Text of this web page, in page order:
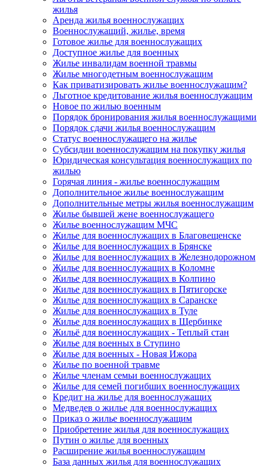
жилья
Аренда жилья военнослужащих
Военнослужащий, жилье, время
Готовое жилье для военнослужащих
Доступное жилье для военных
Жилье инвалидам военной травмы
Жилье многодетным военнослужащим
Как приватизировать жилье военнослужащим?
Льготное кредитование жилья военнослужащим
Новое по жилью военным
Порядок бронирования жилья военнослужащими
Порядок сдачи жилья военнослужащим
Статус военнослужащего на жилье
Субсидии военнослужащим на покупку жилья
Юридическая консультация военнослужащих по
жилью
Горячая линия - жилье военнослужащим
Дополнительное жилье военнослужащим
Дополнительные метры жилья военнослужащим
Жилье бывшей жене военнослужащего
Жилье военнослужащим МЧС
Жилье для военнослужащих в Благовещенске
Жилье для военнослужащих в Брянске
Жилье для военнослужащих в Железнодорожном
Жилье для военнослужащих в Коломне
Жилье для военнослужащих в Колпино
Жилье для военнослужащих в Пятигорске
Жилье для военнослужащих в Саранске
Жилье для военнослужащих в Туле
Жилье для военнослужащих в Щербинке
Жильё для военнослужащих - Теплый стан
Жилье для военных в Ступино
Жилье для военных - Новая Ижора
Жилье по военной травме
Жилье членам семьи военнослужащих
Жилье для семей погибших военнослужащих
Кредит на жилье для военнослужащих
Медведев о жилье для военнослужащих
Приказ о жилье военнослужащим
Приобретение жилья для военнослужащих
Путин о жилье для военных
Расширение жилья военнослужащим
База данных жилья для военнослужащих